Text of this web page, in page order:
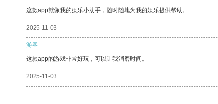
这款app就像我的娱乐小助手，随时随地为我的娱乐提供帮助。
2025-11-03
游客
这款app的游戏非常好玩，可以让我消磨时间。
2025-11-03